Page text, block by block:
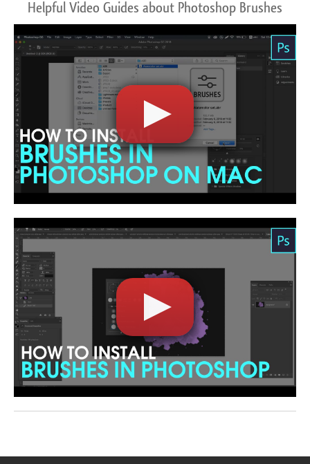
Helpful Video Guides about Photoshop Brushes